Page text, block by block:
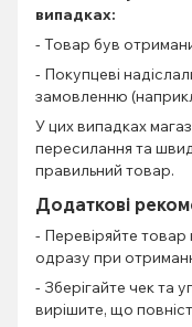
випадках:
- Товар був
- Покупцеві
замовленню
У цих випадках
пересилання та
правильний товар.
Додаткові
- Перевіряйте товар
одразу при
- Зберігайте чек та
вирішите, що